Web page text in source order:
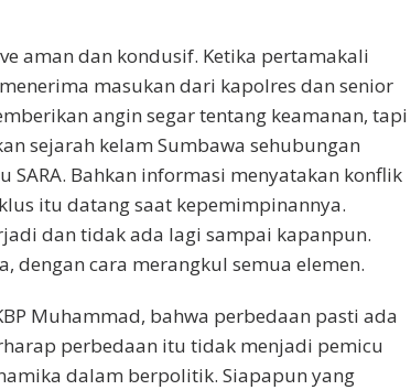
aman dan kondusif. Ketika pertamakali
masukan dari kapolres dan senior
angin segar tentang keamanan, tapi
sejarah kelam Sumbawa sehubungan
Bahkan informasi menyatakan konflik
itu datang saat kepemimpinannya.
dan tidak ada lagi sampai kapanpun.
dengan cara merangkul semua elemen.
Muhammad, bahwa perbedaan pasti ada
perbedaan itu tidak menjadi pemicu
dalam berpolitik. Siapapun yang